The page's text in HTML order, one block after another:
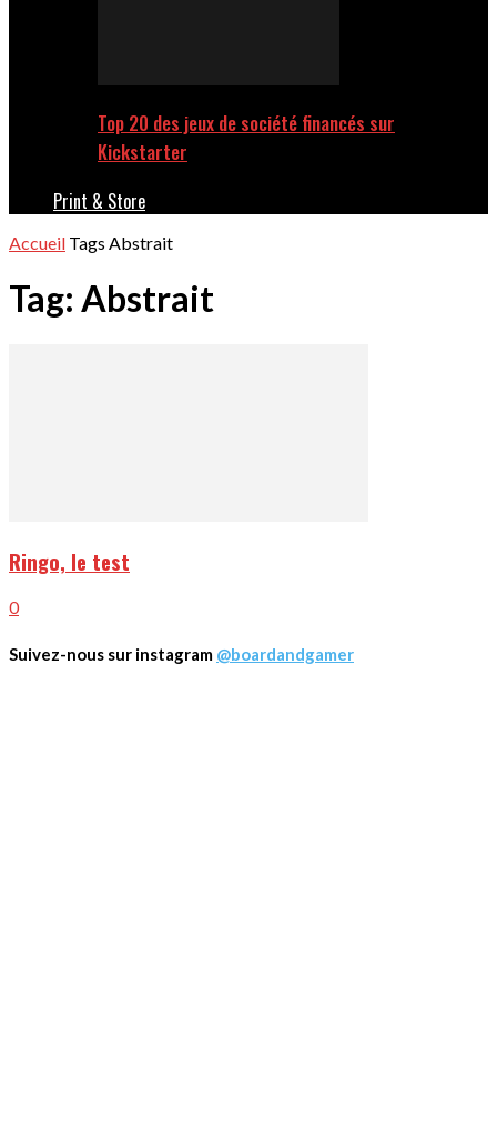
Top 20 des jeux de société financés sur
Kickstarter
Print & Store
Accueil Tags Abstrait
Tag: Abstrait
Ringo, le test
0
Suivez-nous sur instagram @boardandgamer